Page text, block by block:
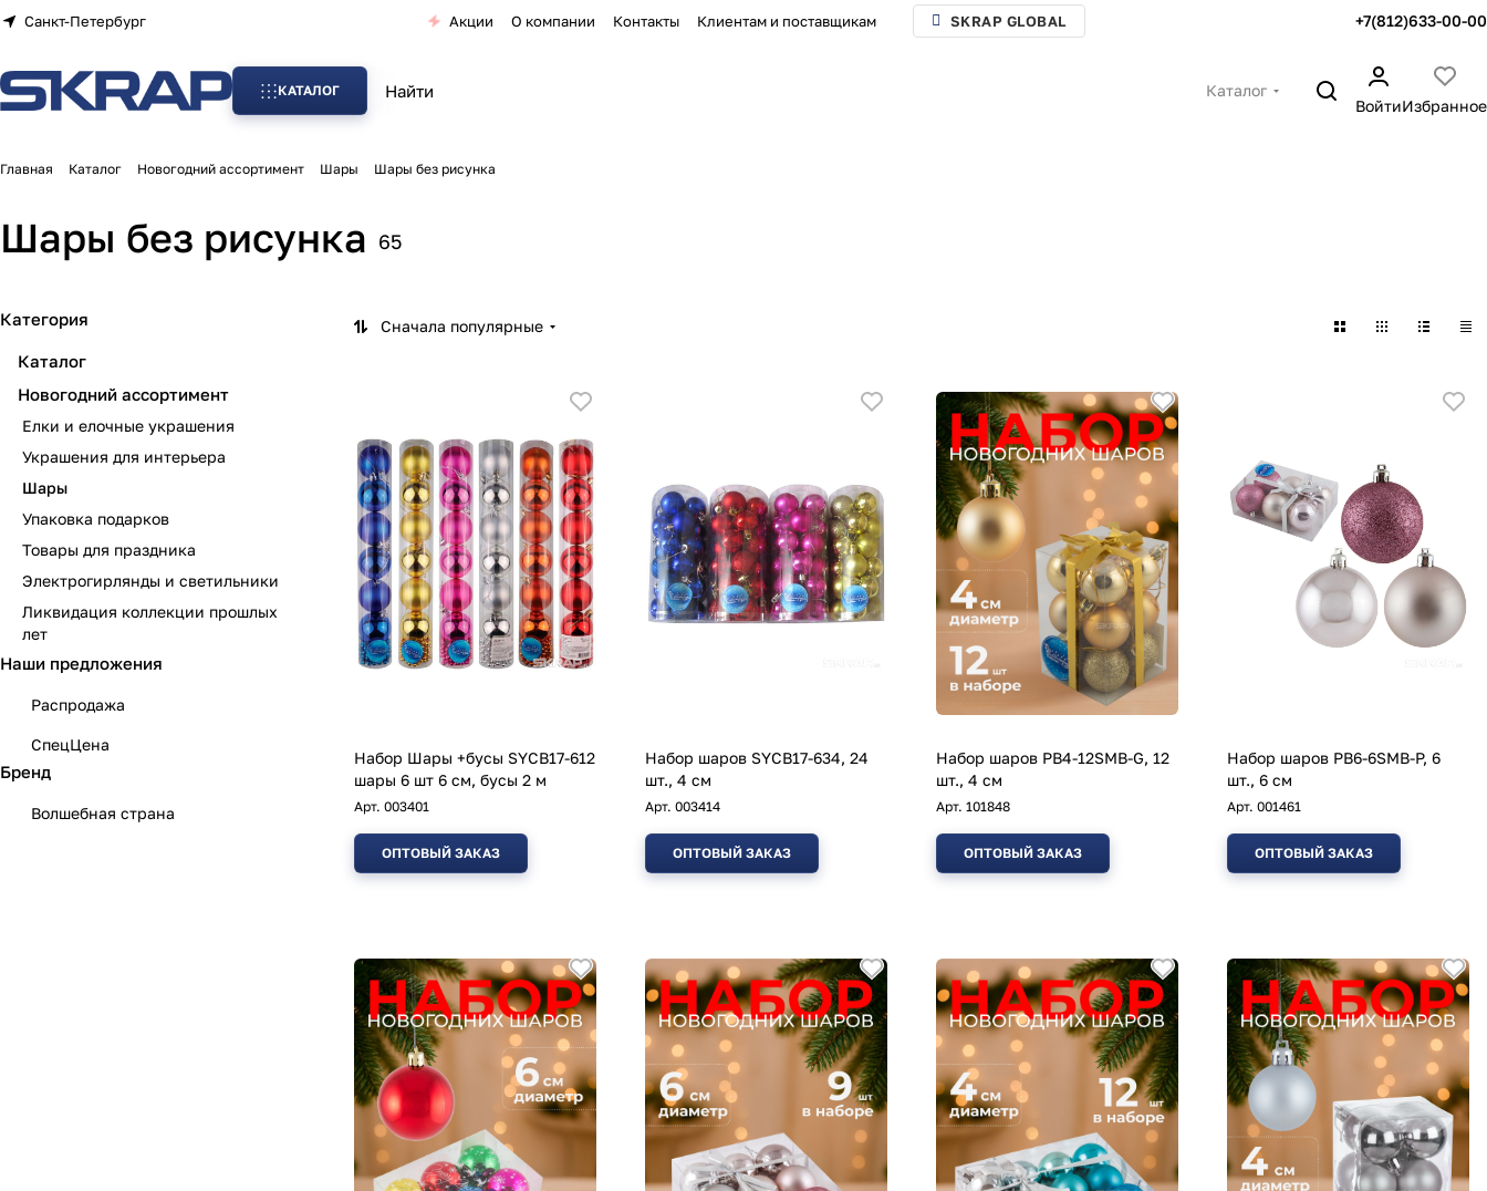
Санкт-Петербург Акции О компании Контакты Клиентам и поставщикам SKRAP GLOBAL +7(812)633-00-00
КАТАЛОГ
Каталог
ВойтиИзбранное
Главная Каталог Новогодний ассортимент Шары Шары без рисунка
Шары без рисунка 65
Сначала популярные
Набор Шары +бусы SYCB17-612
шары 6 шт 6 см, бусы 2 м
Арт. 003401
ОПТОВЫЙ ЗАКАЗ
Набор шаров SYCB17-634, 24
шт., 4 см
Арт. 003414
ОПТОВЫЙ ЗАКАЗ
Набор шаров PB4-12SMB-G, 12
шт., 4 см
Арт. 101848
ОПТОВЫЙ ЗАКАЗ
Набор шаров PB6-6SMB-P, 6
шт., 6 см
Арт. 001461
ОПТОВЫЙ ЗАКАЗ
Категория
Каталог
Новогодний ассортимент
Елки и елочные украшения
Украшения для интерьера
Шары
Упаковка подарков
Товары для праздника
Электрогирлянды и светильники
Ликвидация коллекции прошлых
лет
Наши предложения
Распродажа
СпецЦена
Бренд
Волшебная страна